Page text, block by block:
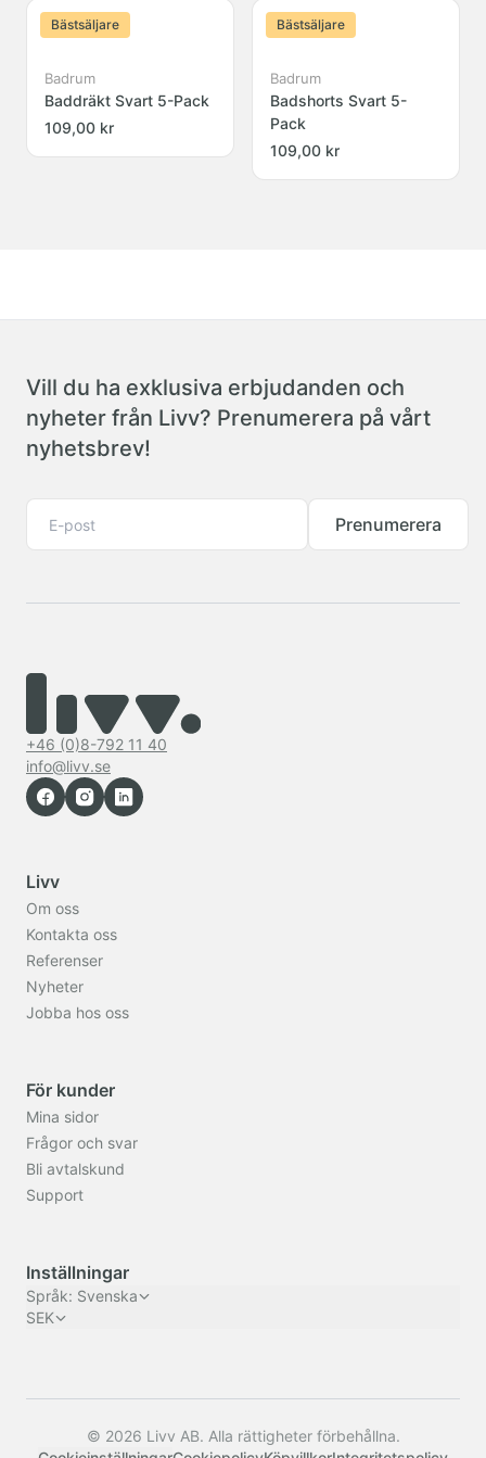
Bästsäljare
Badrum
Baddräkt Svart 5-Pack
109,00 kr
Bästsäljare
Badrum
Badshorts Svart 5-
Pack
109,00 kr
Vill du ha exklusiva erbjudanden och
nyheter från Livv? Prenumerera på vårt
nyhetsbrev!
Prenumerera
+46 (0)8-792 11 40
info@livv.se
Livv
Om oss
Kontakta oss
Referenser
Nyheter
Jobba hos oss
För kunder
Mina sidor
Frågor och svar
Bli avtalskund
Support
Inställningar
Språk: Svenska
SEK
© 2026 Livv AB. Alla rättigheter förbehållna.